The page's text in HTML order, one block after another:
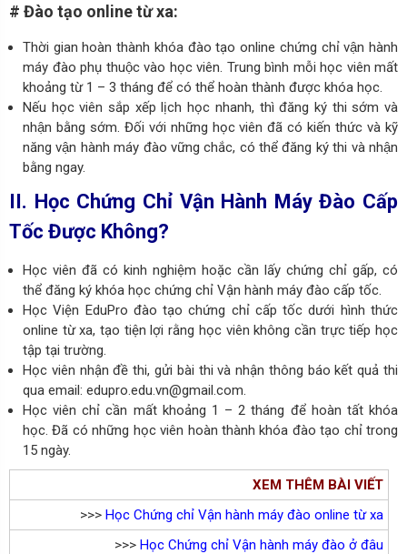
# Đào tạo online từ xa:
Thời gian hoàn thành khóa đào tạo online chứng chỉ vận hành
máy đào phụ thuộc vào học viên. Trung bình mỗi học viên mất
khoảng từ 1 – 3 tháng để có thể hoàn thành được khóa học.
Nếu học viên sắp xếp lịch học nhanh, thì đăng ký thi sớm và
nhận bằng sớm. Đối với những học viên đã có kiến thức và kỹ
năng vận hành máy đào vững chắc, có thể đăng ký thi và nhận
bằng ngay.
II. Học Chứng Chỉ Vận Hành Máy Đào Cấp
Tốc Được Không?
Học viên đã có kinh nghiệm hoặc cần lấy chứng chỉ gấp, có
thể đăng ký khóa học chứng chỉ Vận hành máy đào cấp tốc.
Học Viện EduPro đào tạo chứng chỉ cấp tốc dưới hình thức
online từ xa, tạo tiện lợi rằng học viên không cần trực tiếp học
tập tại trường.
Học viên nhận đề thi, gửi bài thi và nhận thông báo kết quả thi
qua email: edupro.edu.vn@gmail.com.
Học viên chỉ cần mất khoảng 1 – 2 tháng để hoàn tất khóa
học. Đã có những học viên hoàn thành khóa đào tạo chỉ trong
15 ngày.
XEM THÊM BÀI VIẾT
>>> Học Chứng chỉ Vận hành máy đào online từ xa
>>> Học Chứng chỉ Vận hành máy đào ở đâu